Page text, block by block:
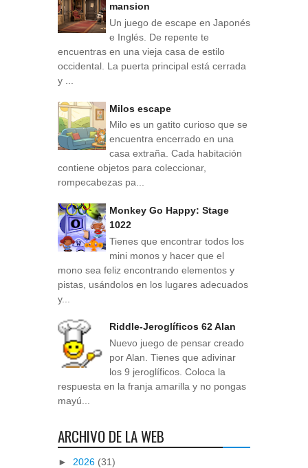
mansion
Un juego de escape en Japonés
e Inglés. De repente te
encuentras en una vieja casa de estilo
occidental. La puerta principal está cerrada
y ...
Milos escape
Milo es un gatito curioso que se
encuentra encerrado en una
casa extraña. Cada habitación
contiene objetos para coleccionar,
rompecabezas pa...
Monkey Go Happy: Stage
1022
Tienes que encontrar todos los
mini monos y hacer que el
mono sea feliz encontrando elementos y
pistas, usándolos en los lugares adecuados
y...
Riddle-Jeroglíficos 62 Alan
Nuevo juego de pensar creado
por Alan. Tienes que adivinar
los 9 jeroglíficos. Coloca la
respuesta en la franja amarilla y no pongas
mayú...
ARCHIVO DE LA WEB
► 2026 (31)